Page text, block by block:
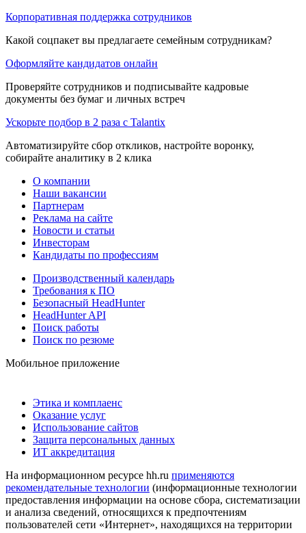
Корпоративная поддержка сотрудников
Какой соцпакет вы предлагаете семейным сотрудникам?
Оформляйте кандидатов онлайн
Проверяйте сотрудников и подписывайте кадровые
документы без бумаг и личных встреч
Ускорьте подбор в 2 раза с Talantix
Автоматизируйте сбор откликов, настройте воронку,
собирайте аналитику в 2 клика
О компании
Наши вакансии
Партнерам
Реклама на сайте
Новости и статьи
Инвесторам
Кандидаты по профессиям
Производственный календарь
Требования к ПО
Безопасный HeadHunter
HeadHunter API
Поиск работы
Поиск по резюме
Мобильное приложение
Этика и комплаенс
Оказание услуг
Использование сайтов
Защита персональных данных
ИТ аккредитация
На информационном ресурсе hh.ru применяются
рекомендательные технологии (информационные технологии
предоставления информации на основе сбора, систематизации
и анализа сведений, относящихся к предпочтениям
пользователей сети «Интернет», находящихся на территории